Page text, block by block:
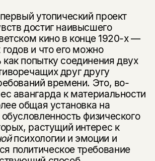
утопический проект
достиг наи­высшего
кино в конце 1920-х —
и что его можно
попытку соединения двух
друг другу
времени. Это, во-
авангарда к материальности
общая установка на
физического
растущий интерес к
психологии и эмоции и
политичес­кое требование